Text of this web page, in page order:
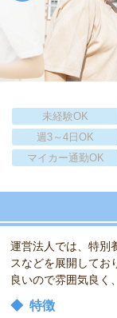
未経験OK
週3～4日OK
マイカー通勤OK
運営法人では、特別
スなどを展開してお
良いので雰囲気良く
◆ 特徴